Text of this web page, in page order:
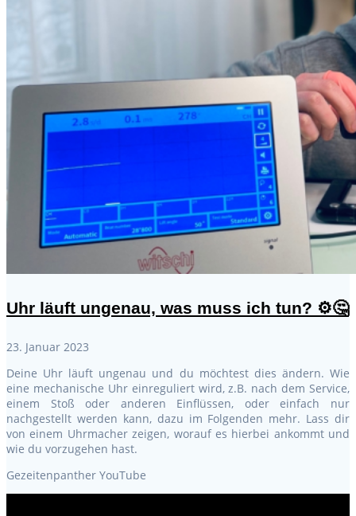
Uhr läuft ungenau, was muss ich tun? ⚙️🤔
23. Januar 2023
Deine Uhr läuft ungenau und du möchtest dies ändern. Wie
eine mechanische Uhr einreguliert wird, z.B. nach dem Service,
einem Stoß oder anderen Einflüssen, oder einfach nur
nachgestellt werden kann, dazu im Folgenden mehr. Lass dir
von einem Uhrmacher zeigen, worauf es hierbei ankommt und
wie du vorzugehen hast.
Gezeitenpanther YouTube